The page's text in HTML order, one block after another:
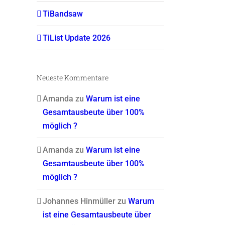
TiBandsaw
TiList Update 2026
Neueste Kommentare
Amanda zu Warum ist eine
Gesamtausbeute über 100%
möglich ?
Amanda zu Warum ist eine
Gesamtausbeute über 100%
möglich ?
Johannes Hinmüller zu Warum
ist eine Gesamtausbeute über